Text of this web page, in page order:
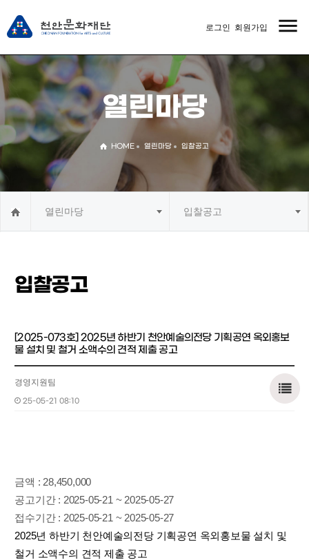
menu
로그인 회원가입
열린마당
HOME 열린마당 입찰공고
열린마당 입찰공고
입찰공고
[2025-073호] 2025년 하반기 천안예술의전당 기획공연 옥외홍보
물 설치 및 철거 소액수의 견적 제출 공고
경영지원팀
25-05-21 08:10
금액 : 28,450,000
공고기간: 2025-05-21 ~ 2025-05-27
접수기간: 2025-05-21 ~ 2025-05-27
2025년 하반기 천안예술의전당 기획공연 옥외홍보물 설치 및
철거 소액수의 견적 제출 공고